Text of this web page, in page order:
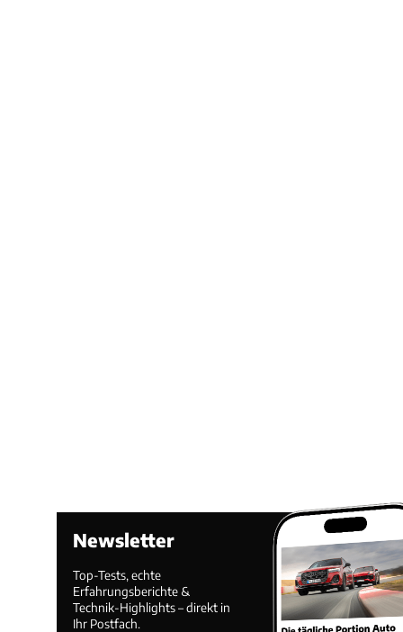
Newsletter
Top-Tests, echte
Erfahrungsberichte &
Technik-Highlights – direkt in
Ihr Postfach.